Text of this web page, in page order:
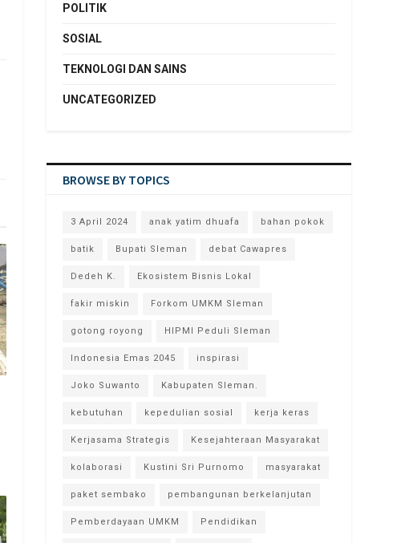
POLITIK
SOSIAL
TEKNOLOGI DAN SAINS
UNCATEGORIZED
BROWSE BY TOPICS
3 April 2024 anak yatim dhuafa bahan pokok
batik Bupati Sleman debat Cawapres
Dedeh K. Ekosistem Bisnis Lokal
fakir miskin Forkom UMKM Sleman
gotong royong HIPMI Peduli Sleman
Indonesia Emas 2045 inspirasi
Joko Suwanto Kabupaten Sleman.
kebutuhan kepedulian sosial kerja keras
Kerjasama Strategis Kesejahteraan Masyarakat
kolaborasi Kustini Sri Purnomo masyarakat
paket sembako pembangunan berkelanjutan
Pemberdayaan UMKM Pendidikan